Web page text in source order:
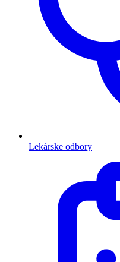
Lekárske odbory